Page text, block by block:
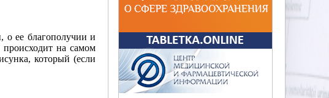
о ее благополучии и
на самом
который (если